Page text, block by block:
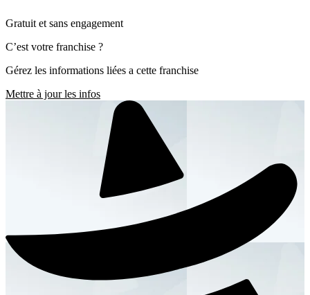
Gratuit et sans engagement
C’est votre franchise ?
Gérez les informations liées a cette franchise
Mettre à jour les infos